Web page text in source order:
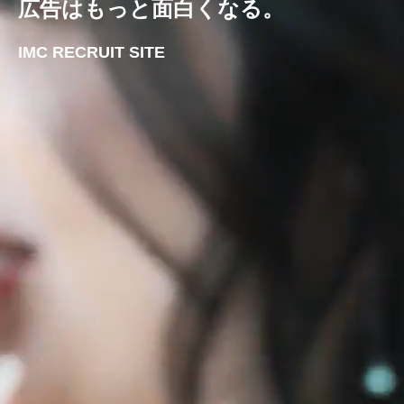
広告はもっと面白くなる。
IMC RECRUIT SITE